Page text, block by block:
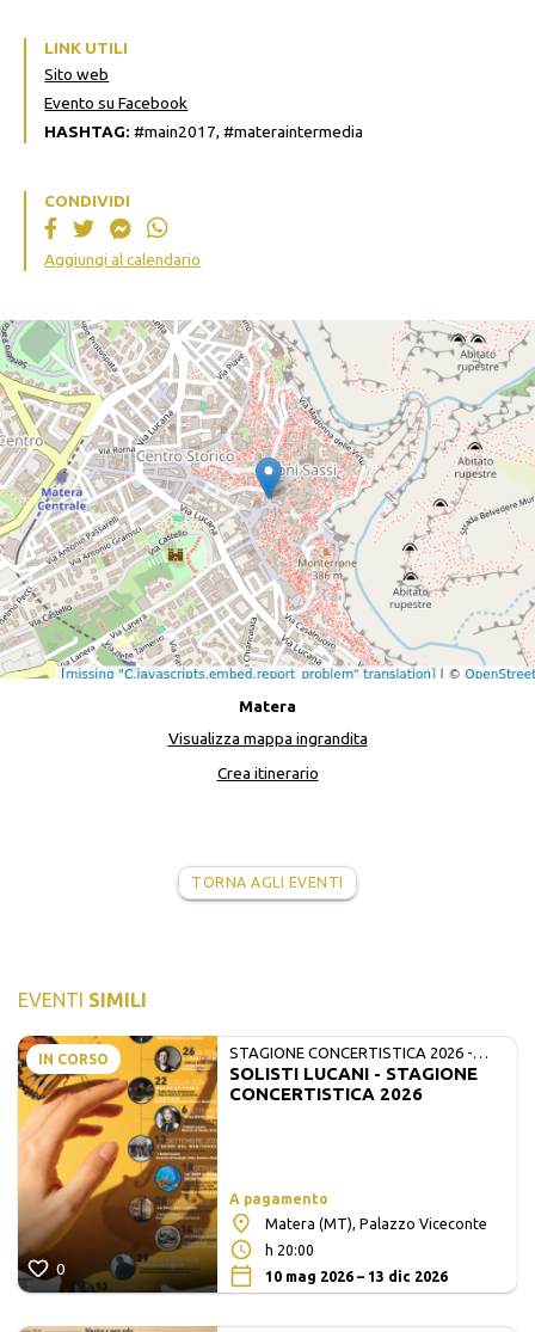
LINK UTILI
Sito web
Evento su Facebook
HASHTAG: #main2017, #materaintermedia
CONDIVIDI
Aggiungi al calendario
Matera
Visualizza mappa ingrandita
Crea itinerario
TORNA AGLI EVENTI
EVENTI SIMILI
IN CORSO
0
STAGIONE CONCERTISTICA 2026 -
MATE E SOLISTI LUCANI
SOLISTI LUCANI - STAGIONE
CONCERTISTICA 2026
A pagamento
Matera (MT), Palazzo Viceconte
h 20:00
10 mag 2026 – 13 dic 2026